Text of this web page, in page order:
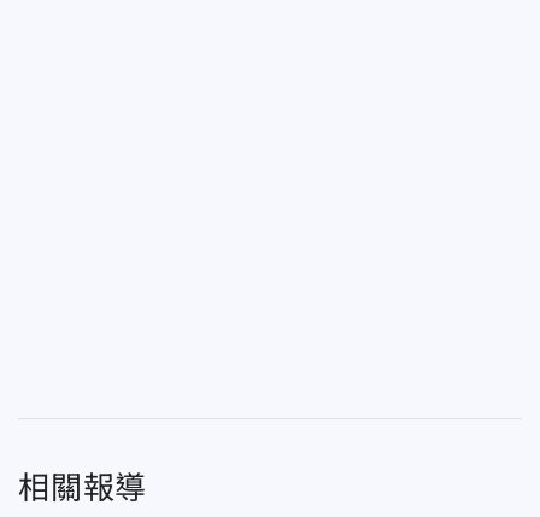
相關報導